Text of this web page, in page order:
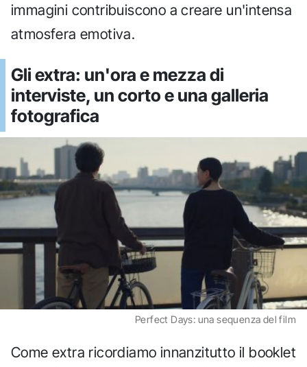
immagini contribuiscono a creare un'intensa
atmosfera emotiva.
Gli extra: un'ora e mezza di
interviste, un corto e una galleria
fotografica
Perfect Days: una sequenza del film
Come extra ricordiamo innanzitutto il booklet